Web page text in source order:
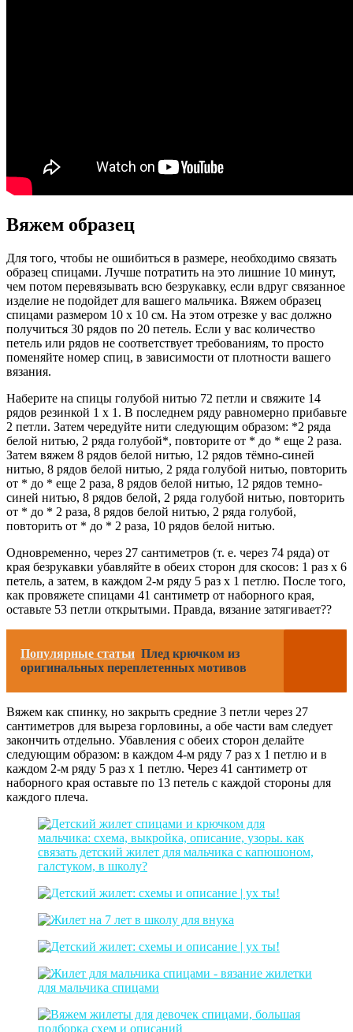
Вяжем образец
Для того, чтобы не ошибиться в размере, необходимо связать
образец спицами. Лучше потратить на это лишние 10 минут,
чем потом перевязывать всю безрукавку, если вдруг связанное
изделие не подойдет для вашего мальчика. Вяжем образец
спицами размером 10 х 10 см. На этом отрезке у вас должно
получиться 30 рядов по 20 петель. Если у вас количество
петель или рядов не соответствует требованиям, то просто
поменяйте номер спиц, в зависимости от плотности вашего
вязания.
Наберите на спицы голубой нитью 72 петли и свяжите 14
рядов резинкой 1 х 1. В последнем ряду равномерно прибавьте
2 петли. Затем чередуйте нити следующим образом: *2 ряда
белой нитью, 2 ряда голубой*, повторите от * до * еще 2 раза.
Затем вяжем 8 рядов белой нитью, 12 рядов тёмно-синей
нитью, 8 рядов белой нитью, 2 ряда голубой нитью, повторить
от * до * еще 2 раза, 8 рядов белой нитью, 12 рядов темно-
синей нитью, 8 рядов белой, 2 ряда голубой нитью, повторить
от * до * 2 раза, 8 рядов белой нитью, 2 ряда голубой,
повторить от * до * 2 раза, 10 рядов белой нитью.
Одновременно, через 27 сантиметров (т. е. через 74 ряда) от
края безрукавки убавляйте в обеих сторон для скосов: 1 раз х 6
петель, а затем, в каждом 2-м ряду 5 раз х 1 петлю. После того,
как провяжете спицами 41 сантиметр от наборного края,
оставьте 53 петли открытыми. Правда, вязание затягивает??
Популярные статьи Плед крючком из
оригинальных переплетенных мотивов
Вяжем как спинку, но закрыть средние 3 петли через 27
сантиметров для выреза горловины, а обе части вам следует
закончить отдельно. Убавления с обеих сторон делайте
следующим образом: в каждом 4-м ряду 7 раз х 1 петлю и в
каждом 2-м ряду 5 раз х 1 петлю. Через 41 сантиметр от
наборного края оставьте по 13 петель с каждой стороны для
каждого плеча.